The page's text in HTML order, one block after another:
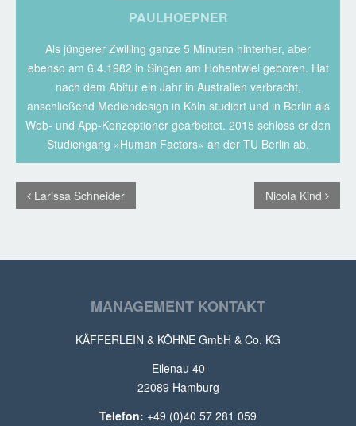
PAULHOEPNER
Als jüngerer Zwilling ganze 5 Minuten hinterher, aber
ebenso am 6.4.1982 in Singen am Hohentwiel geboren. Hat
nach dem Abitur ein Jahr in Australien verbracht,
anschließend Mediendesign in Köln studiert und in Berlin als
Web- und App-Konzeptioner gearbeitet. 2015 schloss er den
Studiengang »Human Factors« an der TU Berlin ab.
Larissa Schneider Nicola Kind
MANAGEMENT KONTAKT
KÄFFERLEIN & KÖHNE GmbH & Co. KG
Eilenau 40
22089 Hamburg
Telefon: +49 (0)40 57 281 059